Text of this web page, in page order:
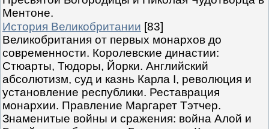
Ментоне.
История Великобритании [83]
Великобритания от первых монархов до
современности. Королевские династии:
Стюарты, Тюдоры, Йорки. Английский
абсолютизм, суд и казнь Карла I, революция и
установление республики. Реставрация
монархии. Правление Маргарет Тэтчер.
Знаменитые войны и сражения: война Алой и